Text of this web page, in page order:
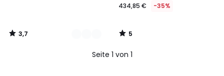
3,7
/
434,85 € -35%
5
/
Seite 1 von 1